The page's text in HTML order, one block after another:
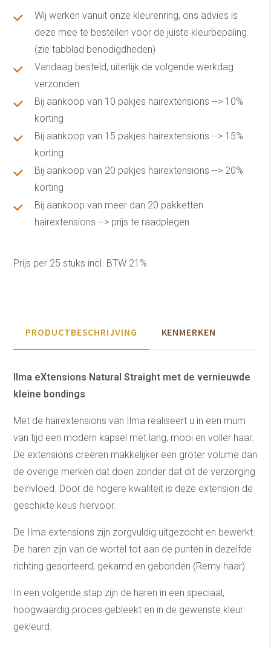
Wij werken vanuit onze kleurenring, ons advies is
deze mee te bestellen voor de juiste kleurbepaling
(zie tabblad benodigdheden)
Vandaag besteld, uiterlijk de volgende werkdag
verzonden
Bij aankoop van 10 pakjes hairextensions --> 10%
korting
Bij aankoop van 15 pakjes hairextensions --> 15%
korting
Bij aankoop van 20 pakjes hairextensions --> 20%
korting
Bij aankoop van meer dan 20 pakketten
hairextensions --> prijs te raadplegen
Prijs per 25 stuks incl. BTW 21%
PRODUCTBESCHRIJVING KENMERKEN
Ilma eXtensions Natural Straight met de vernieuwde
kleine bondings
Met de hairextensions van Ilma realiseert u in een mum
van tijd een modern kapsel met lang, mooi en voller haar.
De extensions creëren makkelijker een groter volume dan
de overige merken dat doen zonder dat dit de verzorging
beïnvloed. Door de hogere kwaliteit is deze extension de
geschikte keus hiervoor.
De Ilma extensions zijn zorgvuldig uitgezocht en bewerkt.
De haren zijn van de wortel tot aan de punten in dezelfde
richting gesorteerd, gekamd en gebonden (Remy haar).
In een volgende stap zijn de haren in een speciaal,
hoogwaardig proces gebleekt en in de gewenste kleur
gekleurd.